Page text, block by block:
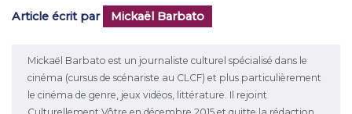
Article écrit par Mickaël Barbato
Mickaël Barbato est un journaliste culturel spécialisé dans le
cinéma (cursus de scénariste au CLCF) et plus particulièrement
le cinéma de genre, jeux vidéos, littérature. Il rejoint